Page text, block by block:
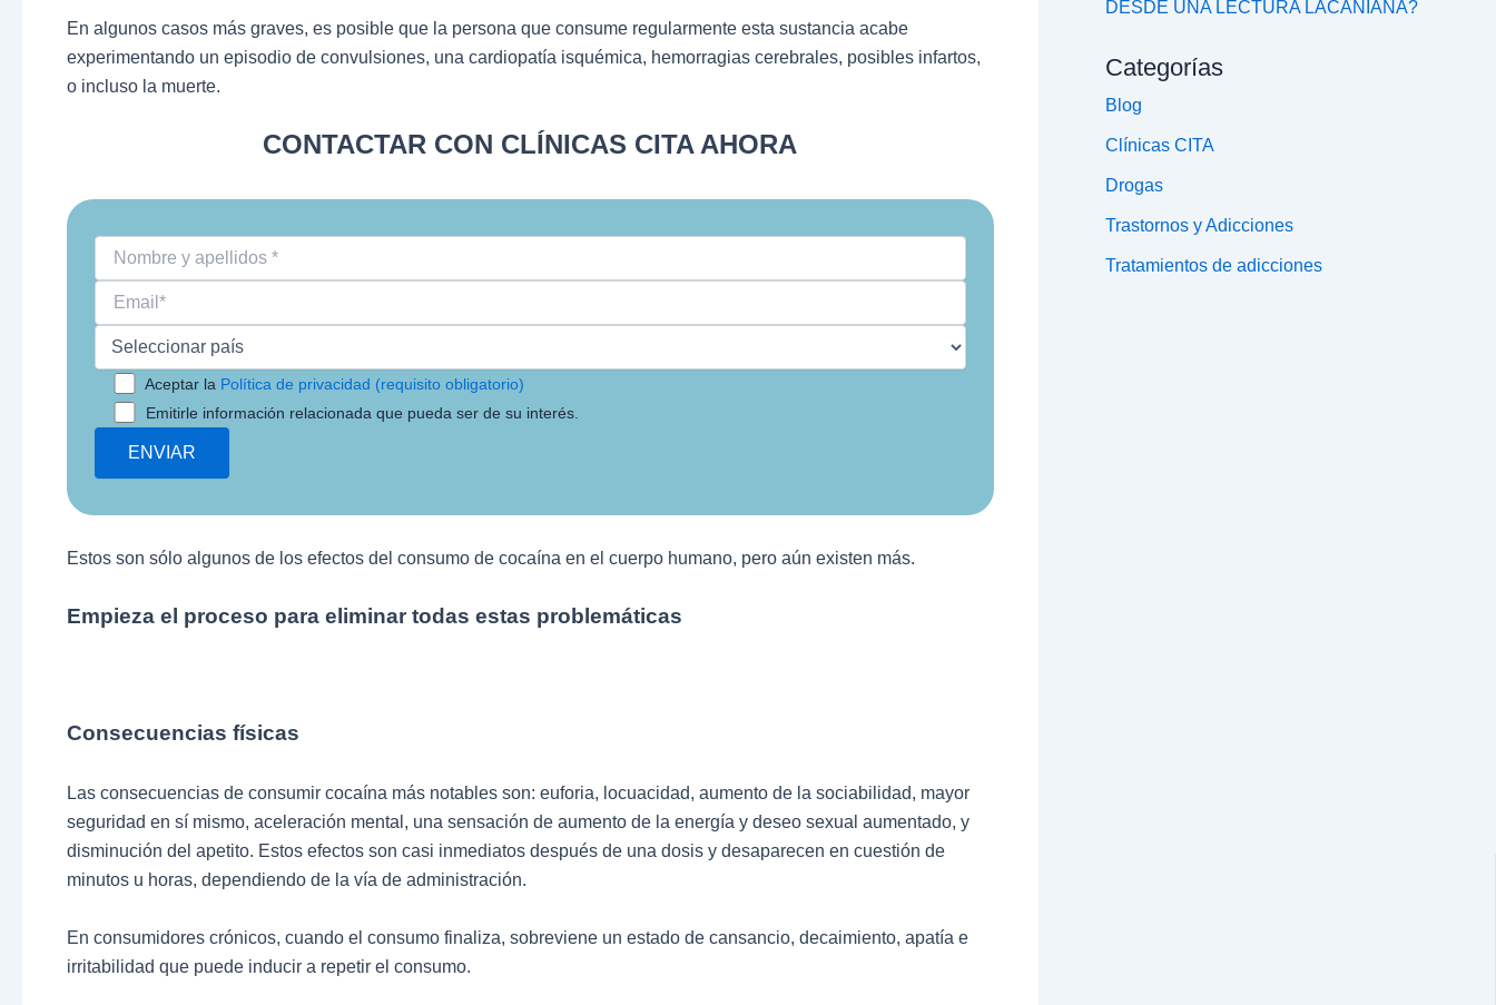
En algunos casos más graves, es posible que la persona que consume regularmente esta sustancia acabe
experimentando un episodio de convulsiones, una cardiopatía isquémica, hemorragias cerebrales, posibles infartos,
o incluso la muerte.
CONTACTAR CON CLÍNICAS CITA AHORA
Aceptar la Política de privacidad (requisito obligatorio)
Emitirle información relacionada que pueda ser de su interés.
Estos son sólo algunos de los efectos del consumo de cocaína en el cuerpo humano, pero aún existen más.
Empieza el proceso para eliminar todas estas problemáticas
Consecuencias físicas
Las consecuencias de consumir cocaína más notables son: euforia, locuacidad, aumento de la sociabilidad, mayor
seguridad en sí mismo, aceleración mental, una sensación de aumento de la energía y deseo sexual aumentado, y
disminución del apetito. Estos efectos son casi inmediatos después de una dosis y desaparecen en cuestión de
minutos u horas, dependiendo de la vía de administración.
En consumidores crónicos, cuando el consumo finaliza, sobreviene un estado de cansancio, decaimiento, apatía e
irritabilidad que puede inducir a repetir el consumo.
DESDE UNA LECTURA LACANIANA?
Categorías
Blog
Clínicas CITA
Drogas
Trastornos y Adicciones
Tratamientos de adicciones